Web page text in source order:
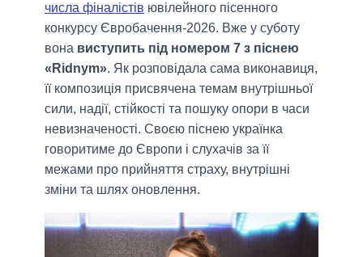
числа фіналістів ювілейного пісенного
конкурсу Євробачення-2026. Вже у суботу
вона виступить під номером 7 з піснею
«Ridnym». Як розповідала сама виконавиця,
її композиція присвячена темам внутрішньої
сили, надії, стійкості та пошуку опори в часи
невизначеності. Своєю піснею українка
говоритиме до Європи і слухачів за її
межами про прийняття страху, внутрішні
зміни та шлях оновлення.